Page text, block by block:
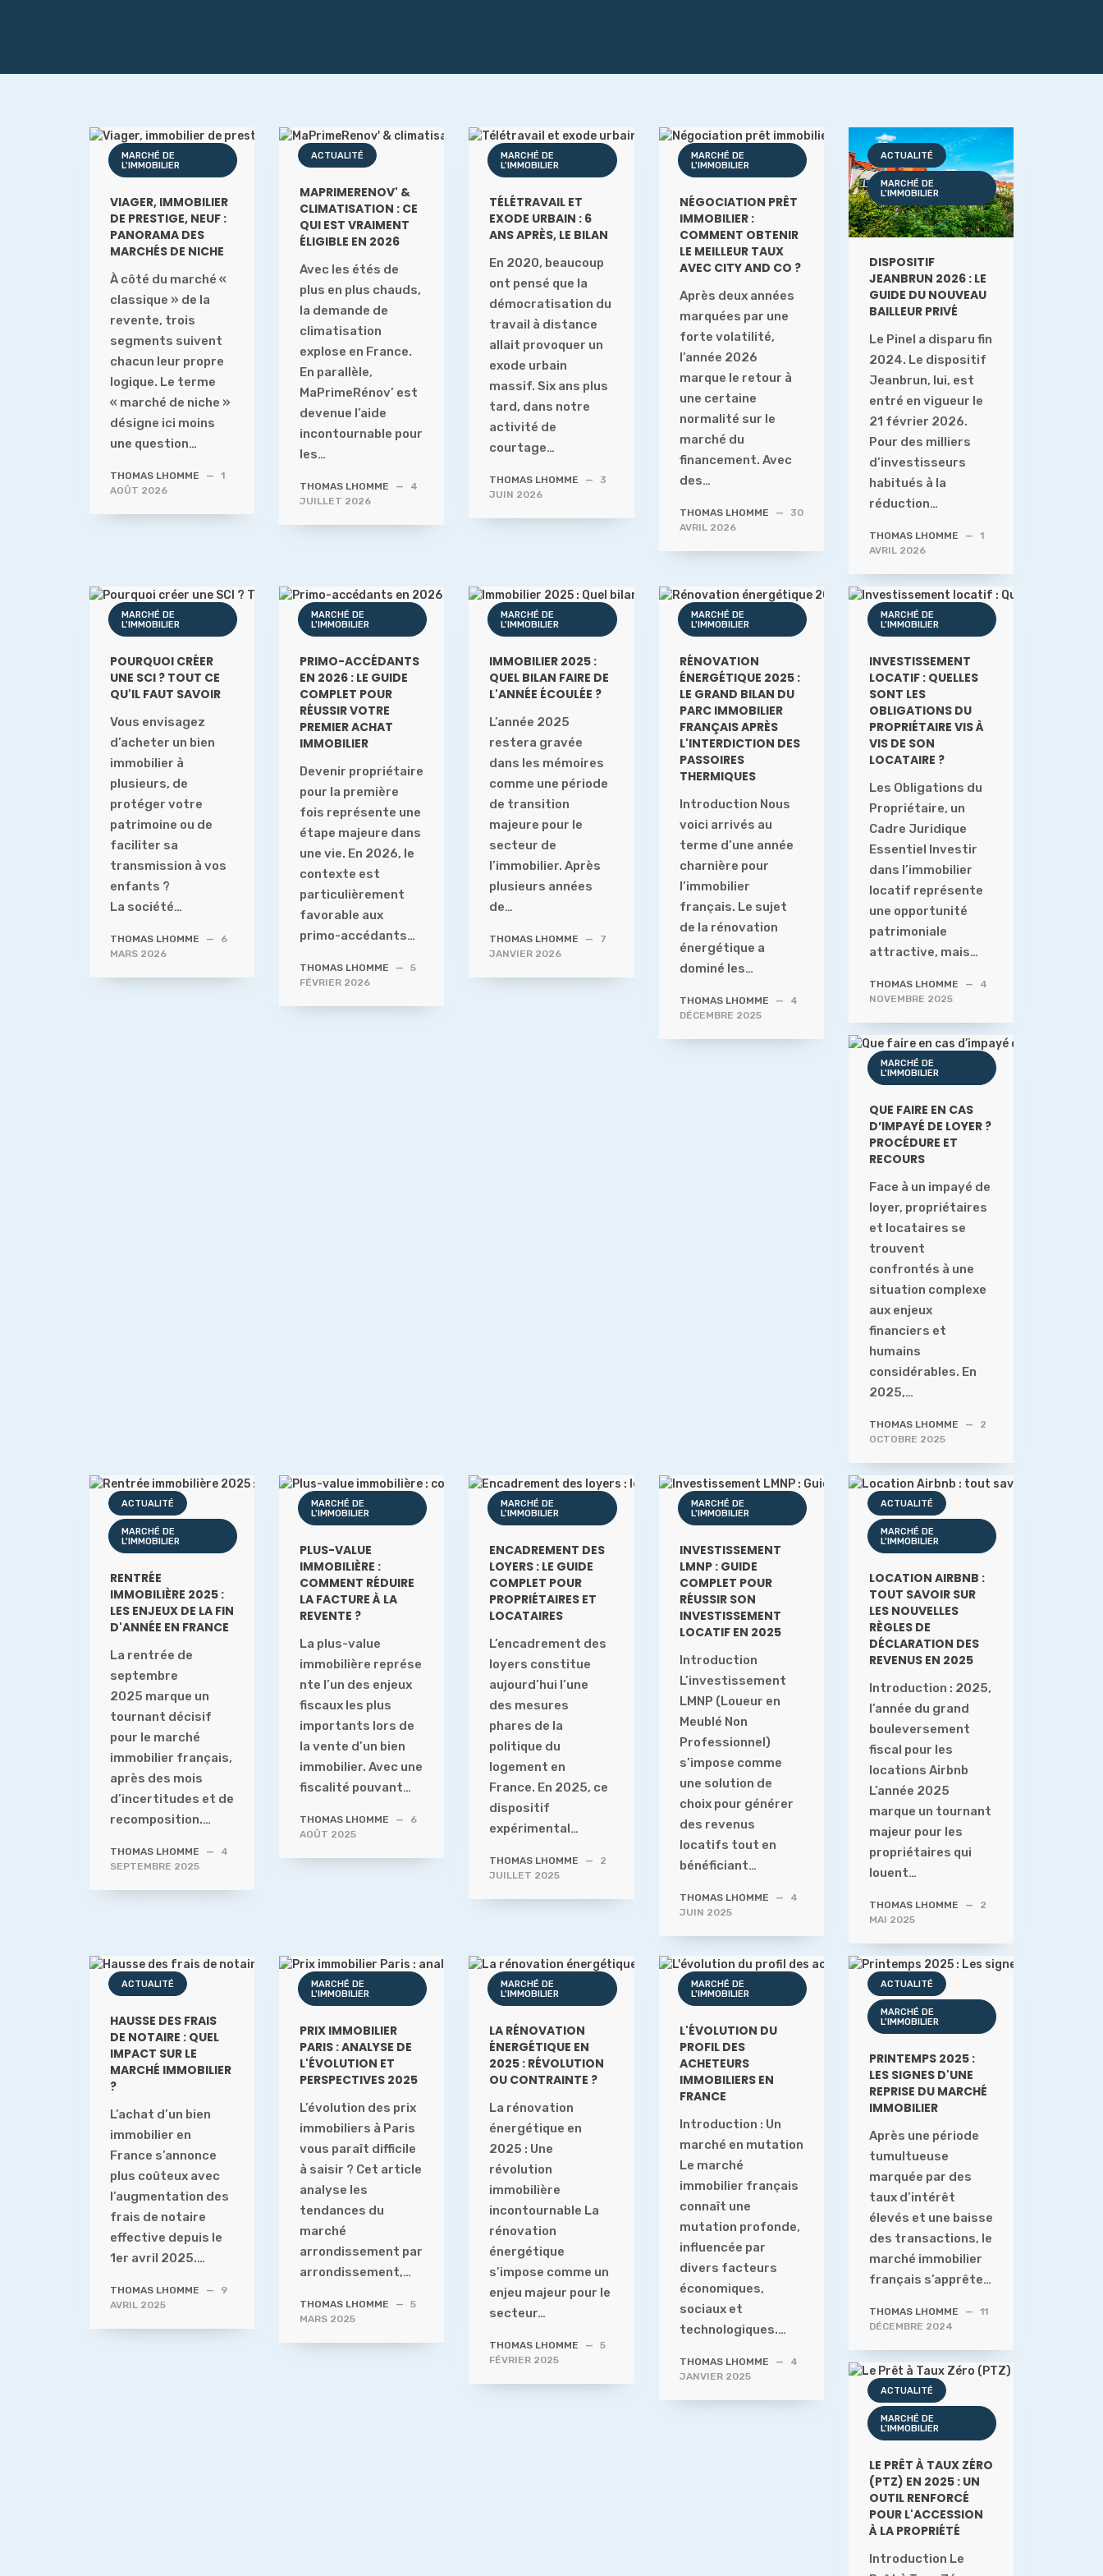
MARCHÉ DE
L'IMMOBILIER
VIAGER, IMMOBILIER
DE PRESTIGE, NEUF :
PANORAMA DES
MARCHÉS DE NICHE
À côté du marché «
classique » de la
revente, trois
segments suivent
chacun leur propre
logique. Le terme
« marché de niche »
désigne ici moins
une question…
THOMAS LHOMME —
1
AOÛT 2026
ACTUALITÉ
MAPRIMERENOV' &
CLIMATISATION : CE
QUI EST VRAIMENT
ÉLIGIBLE EN 2026
Avec les étés de
plus en plus chauds,
la demande de
climatisation
explose en France.
En parallèle,
MaPrimeRénov’ est
devenue l’aide
incontournable pour
les…
THOMAS LHOMME —
4
JUILLET 2026
MARCHÉ DE
L'IMMOBILIER
TÉLÉTRAVAIL ET
EXODE URBAIN : 6
ANS APRÈS, LE BILAN
En 2020, beaucoup
ont pensé que la
démocratisation du
travail à distance
allait provoquer un
exode urbain
massif. Six ans plus
tard, dans notre
activité de
courtage…
THOMAS LHOMME —
3
JUIN 2026
MARCHÉ DE
L'IMMOBILIER
NÉGOCIATION PRÊT
IMMOBILIER :
COMMENT OBTENIR
LE MEILLEUR TAUX
AVEC CITY AND CO ?
Après deux années
marquées par une
forte volatilité,
l’année 2026
marque le retour à
une certaine
normalité sur le
marché du
financement. Avec
des…
THOMAS LHOMME —
30
AVRIL 2026
ACTUALITÉ
MARCHÉ DE
L'IMMOBILIER
DISPOSITIF
JEANBRUN 2026 : LE
GUIDE DU NOUVEAU
BAILLEUR PRIVÉ
Le Pinel a disparu fin
2024. Le dispositif
Jeanbrun, lui, est
entré en vigueur le
21 février 2026.
Pour des milliers
d’investisseurs
habitués à la
réduction…
THOMAS LHOMME —
1
AVRIL 2026
MARCHÉ DE
L'IMMOBILIER
POURQUOI CRÉER
UNE SCI ? TOUT CE
QU'IL FAUT SAVOIR
Vous envisagez
d’acheter un bien
immobilier à
plusieurs, de
protéger votre
patrimoine ou de
faciliter sa
transmission à vos
enfants ?
La société…
THOMAS LHOMME —
6
MARS 2026
MARCHÉ DE
L'IMMOBILIER
PRIMO-ACCÉDANTS
EN 2026 : LE GUIDE
COMPLET POUR
RÉUSSIR VOTRE
PREMIER ACHAT
IMMOBILIER
Devenir propriétaire
pour la première
fois représente une
étape majeure dans
une vie. En 2026, le
contexte est
particulièrement
favorable aux
primo-accédants…
THOMAS LHOMME —
5
FÉVRIER 2026
MARCHÉ DE
L'IMMOBILIER
IMMOBILIER 2025 :
QUEL BILAN FAIRE DE
L'ANNÉE ÉCOULÉE ?
L’année 2025
restera gravée
dans les mémoires
comme une période
de transition
majeure pour le
secteur de
l’immobilier. Après
plusieurs années
de…
THOMAS LHOMME —
7
JANVIER 2026
MARCHÉ DE
L'IMMOBILIER
RÉNOVATION
ÉNERGÉTIQUE 2025 :
LE GRAND BILAN DU
PARC IMMOBILIER
FRANÇAIS APRÈS
L'INTERDICTION DES
PASSOIRES
THERMIQUES
Introduction Nous
voici arrivés au
terme d’une année
charnière pour
l’immobilier
français. Le sujet
de la rénovation
énergétique a
dominé les…
THOMAS LHOMME —
4
DÉCEMBRE 2025
MARCHÉ DE
L'IMMOBILIER
INVESTISSEMENT
LOCATIF : QUELLES
SONT LES
OBLIGATIONS DU
PROPRIÉTAIRE VIS À
VIS DE SON
LOCATAIRE ?
Les Obligations du
Propriétaire, un
Cadre Juridique
Essentiel Investir
dans l’immobilier
locatif représente
une opportunité
patrimoniale
attractive, mais…
THOMAS LHOMME —
4
NOVEMBRE 2025
MARCHÉ DE
L'IMMOBILIER
QUE FAIRE EN CAS
D’IMPAYÉ DE LOYER ?
PROCÉDURE ET
RECOURS
Face à un impayé de
loyer, propriétaires
et locataires se
trouvent
confrontés à une
situation complexe
aux enjeux
financiers et
humains
considérables. En
2025,…
THOMAS LHOMME —
2
OCTOBRE 2025
ACTUALITÉ
MARCHÉ DE
L'IMMOBILIER
RENTRÉE
IMMOBILIÈRE 2025 :
LES ENJEUX DE LA FIN
D'ANNÉE EN FRANCE
La rentrée de
septembre
2025 marque un
tournant décisif
pour le marché
immobilier français,
après des mois
d’incertitudes et de
recomposition.…
THOMAS LHOMME —
4
SEPTEMBRE 2025
MARCHÉ DE
L'IMMOBILIER
PLUS-VALUE
IMMOBILIÈRE :
COMMENT RÉDUIRE
LA FACTURE À LA
REVENTE ?
La plus-value
immobilière représe
nte l’un des enjeux
fiscaux les plus
importants lors de
la vente d’un bien
immobilier. Avec une
fiscalité pouvant…
THOMAS LHOMME —
6
AOÛT 2025
MARCHÉ DE
L'IMMOBILIER
ENCADREMENT DES
LOYERS : LE GUIDE
COMPLET POUR
PROPRIÉTAIRES ET
LOCATAIRES
L’encadrement des
loyers constitue
aujourd’hui l’une
des mesures
phares de la
politique du
logement en
France. En 2025, ce
dispositif
expérimental…
THOMAS LHOMME —
2
JUILLET 2025
MARCHÉ DE
L'IMMOBILIER
INVESTISSEMENT
LMNP : GUIDE
COMPLET POUR
RÉUSSIR SON
INVESTISSEMENT
LOCATIF EN 2025
Introduction
L’investissement
LMNP (Loueur en
Meublé Non
Professionnel)
s’impose comme
une solution de
choix pour générer
des revenus
locatifs tout en
bénéficiant…
THOMAS LHOMME —
4
JUIN 2025
ACTUALITÉ
MARCHÉ DE
L'IMMOBILIER
LOCATION AIRBNB :
TOUT SAVOIR SUR
LES NOUVELLES
RÈGLES DE
DÉCLARATION DES
REVENUS EN 2025
Introduction : 2025,
l’année du grand
bouleversement
fiscal pour les
locations Airbnb
L’année 2025
marque un tournant
majeur pour les
propriétaires qui
louent…
THOMAS LHOMME —
2
MAI 2025
ACTUALITÉ
HAUSSE DES FRAIS
DE NOTAIRE : QUEL
IMPACT SUR LE
MARCHÉ IMMOBILIER
?
L’achat d’un bien
immobilier en
France s’annonce
plus coûteux avec
l’augmentation des
frais de notaire
effective depuis le
1er avril 2025.…
THOMAS LHOMME —
9
AVRIL 2025
MARCHÉ DE
L'IMMOBILIER
PRIX IMMOBILIER
PARIS : ANALYSE DE
L'ÉVOLUTION ET
PERSPECTIVES 2025
L’évolution des prix
immobiliers à Paris
vous paraît difficile
à saisir ? Cet article
analyse les
tendances du
marché
arrondissement par
arrondissement,…
THOMAS LHOMME —
5
MARS 2025
MARCHÉ DE
L'IMMOBILIER
LA RÉNOVATION
ÉNERGÉTIQUE EN
2025 : RÉVOLUTION
OU CONTRAINTE ?
La rénovation
énergétique en
2025 : Une
révolution
immobilière
incontournable La
rénovation
énergétique
s’impose comme un
enjeu majeur pour le
secteur…
THOMAS LHOMME —
5
FÉVRIER 2025
MARCHÉ DE
L'IMMOBILIER
L'ÉVOLUTION DU
PROFIL DES
ACHETEURS
IMMOBILIERS EN
FRANCE
Introduction : Un
marché en mutation
Le marché
immobilier français
connaît une
mutation profonde,
influencée par
divers facteurs
économiques,
sociaux et
technologiques.…
THOMAS LHOMME —
4
JANVIER 2025
ACTUALITÉ
MARCHÉ DE
L'IMMOBILIER
PRINTEMPS 2025 :
LES SIGNES D'UNE
REPRISE DU MARCHÉ
IMMOBILIER
Après une période
tumultueuse
marquée par des
taux d’intérêt
élevés et une baisse
des transactions, le
marché immobilier
français s’apprête…
THOMAS LHOMME —
11
DÉCEMBRE 2024
ACTUALITÉ
MARCHÉ DE
L'IMMOBILIER
LE PRÊT À TAUX ZÉRO
(PTZ) EN 2025 : UN
OUTIL RENFORCÉ
POUR L'ACCESSION
À LA PROPRIÉTÉ
Introduction Le